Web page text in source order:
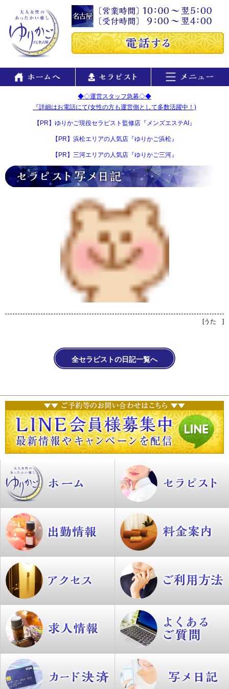
◆◇運営スタッフ急募◇◆
『詳細はお電話にて(女性の方も運営側として多数活躍中！)
【PR】ゆりかご現役セラピスト監修店『メンズエステAI』
【PR】浜松エリアの人気店『ゆりかご浜松』
【PR】三河エリアの人気店『ゆりかご三河』
[うた ]
全セラピストの日記一覧へ